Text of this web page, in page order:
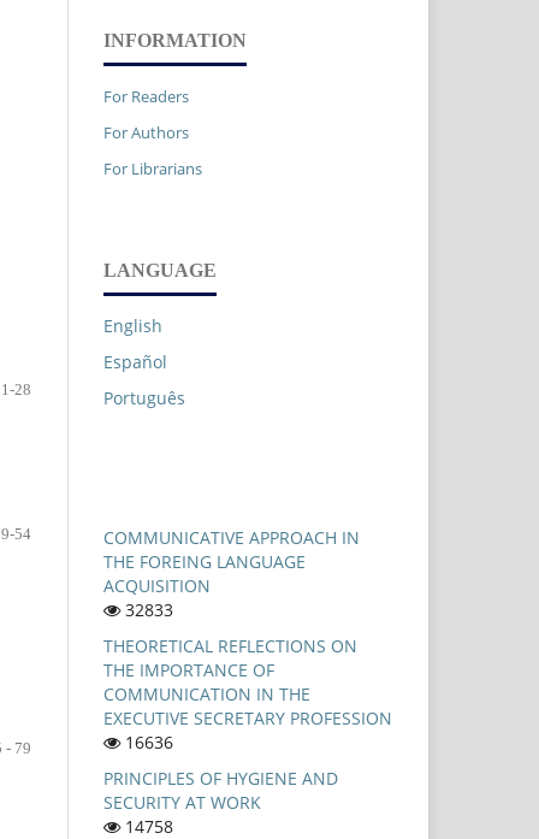
1-28
54
- 79
INFORMATION
For Readers
For Authors
For Librarians
LANGUAGE
English
Español
Português
COMMUNICATIVE APPROACH IN
THE FOREING LANGUAGE
ACQUISITION
32833
THEORETICAL REFLECTIONS ON
THE IMPORTANCE OF
COMMUNICATION IN THE
EXECUTIVE SECRETARY PROFESSION
16636
PRINCIPLES OF HYGIENE AND
SECURITY AT WORK
14758